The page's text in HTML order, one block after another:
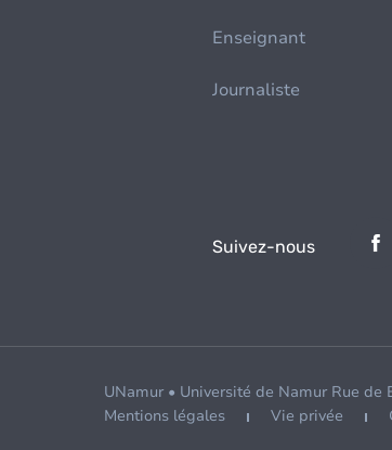
Enseignant
Journaliste
Suivez-nous
UNamur • Université de Namur Rue
Mentions légales
Vie privée